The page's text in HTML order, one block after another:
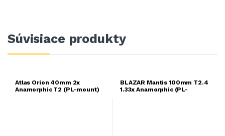
Súvisiace produkty
Atlas Orion 40mm 2x
Anamorphic T2 (PL-mount)
BLAZAR Mantis 100mm T2.4
1.33x Anamorphic (PL-